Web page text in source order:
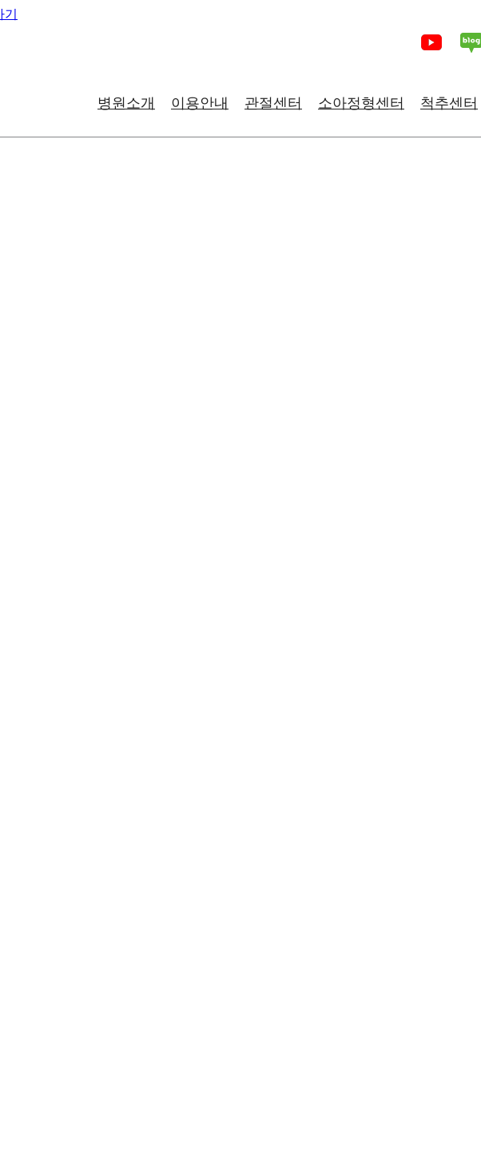
병원소개 이용안내 관절센터 소아정형센터 척추센터